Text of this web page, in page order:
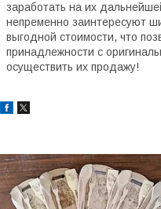
заработать на их
непременно заинтересуют
выгодной стоимости, что
принадлежности с
осуществить их продажу!